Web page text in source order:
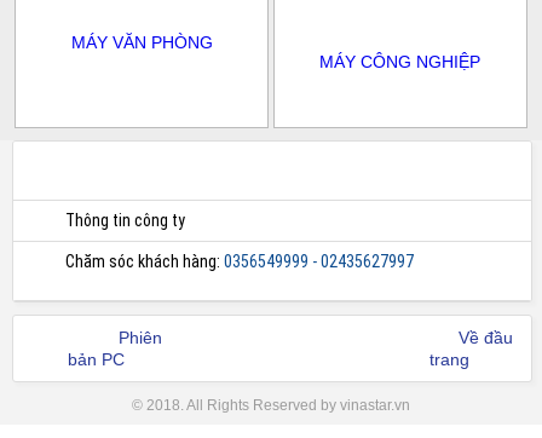
MÁY VĂN PHÒNG
MÁY CÔNG NGHIỆP
Thông tin công ty
Chăm sóc khách hàng: 0356549999 - 02435627997
Phiên
bản PC
Về đầu
trang
© 2018. All Rights Reserved by vinastar.vn